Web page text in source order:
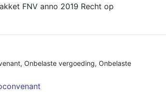
FNV anno 2019 Recht op
, Onbelaste vergoeding, Onbelaste